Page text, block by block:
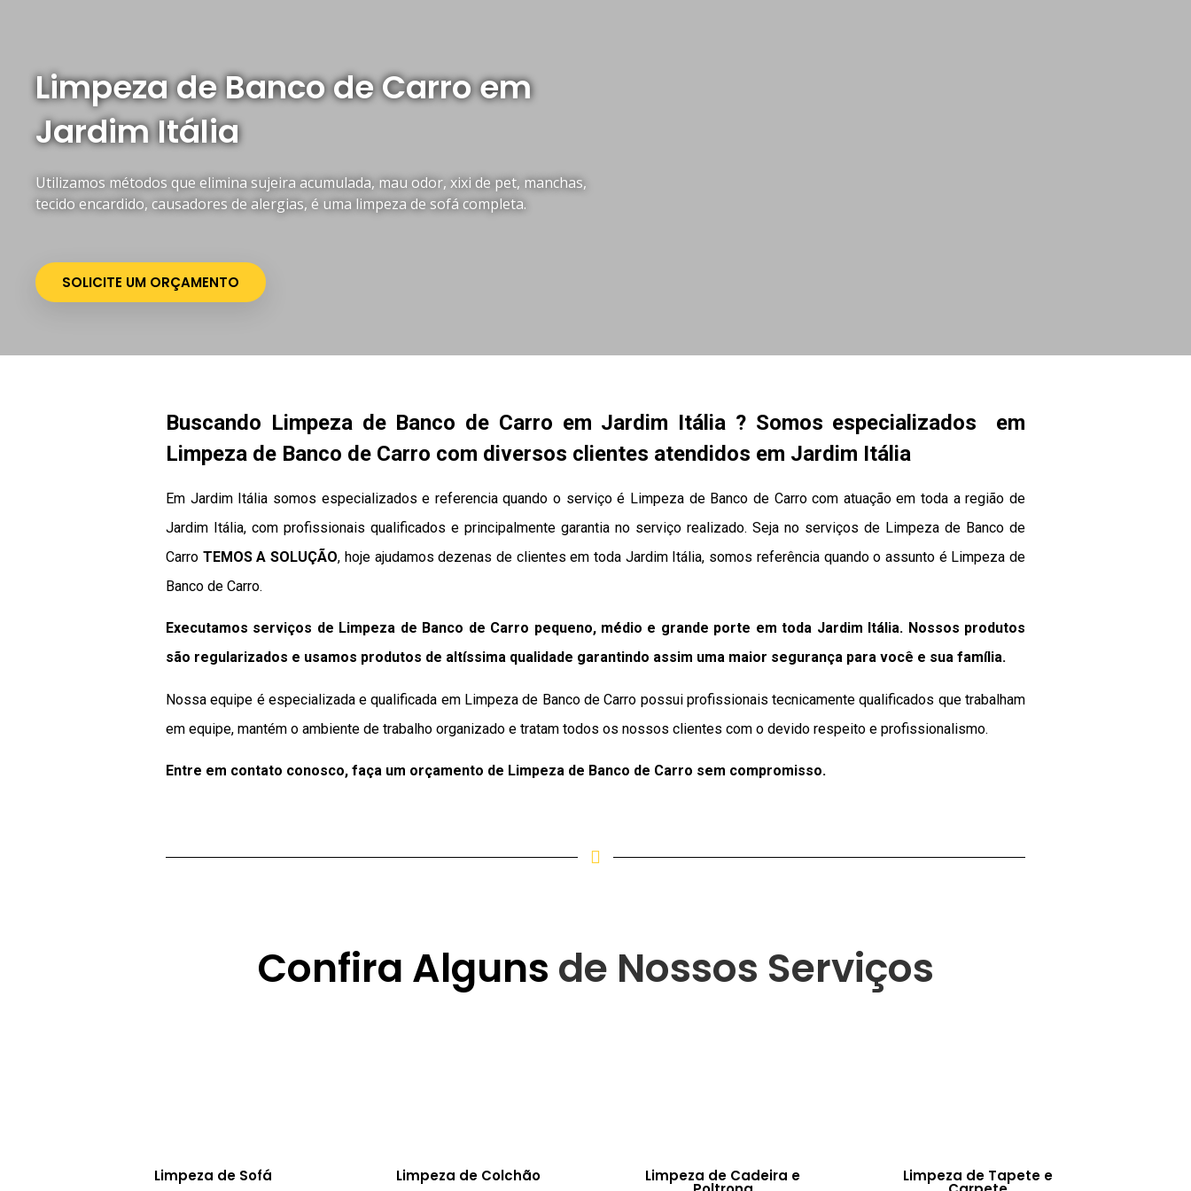
Limpeza de Banco de Carro em
Jardim Itália
Utilizamos métodos que elimina sujeira acumulada, mau odor, xixi de pet, manchas,
tecido encardido, causadores de alergias, é uma limpeza de sofá completa.
SOLICITE UM ORÇAMENTO
Buscando Limpeza de Banco de Carro em Jardim Itália ? Somos especializados em
Limpeza de Banco de Carro com diversos clientes atendidos em Jardim Itália
Em Jardim Itália somos especializados e referencia quando o serviço é Limpeza de Banco de Carro com atuação em toda a região de
Jardim Itália, com profissionais qualificados e principalmente garantia no serviço realizado. Seja no serviços de Limpeza de Banco de
Carro TEMOS A SOLUÇÃO, hoje ajudamos dezenas de clientes em toda Jardim Itália, somos referência quando o assunto é Limpeza de
Banco de Carro.
Executamos serviços de Limpeza de Banco de Carro pequeno, médio e grande porte em toda Jardim Itália. Nossos produtos
são regularizados e usamos produtos de altíssima qualidade garantindo assim uma maior segurança para você e sua família.
Nossa equipe é especializada e qualificada em Limpeza de Banco de Carro possui profissionais tecnicamente qualificados que trabalham
em equipe, mantém o ambiente de trabalho organizado e tratam todos os nossos clientes com o devido respeito e profissionalismo.
Entre em contato conosco, faça um orçamento de Limpeza de Banco de Carro sem compromisso.
Confira Alguns de Nossos Serviços
Limpeza de Sofá Limpeza de Colchão Limpeza de Cadeira e Limpeza de Tapete e